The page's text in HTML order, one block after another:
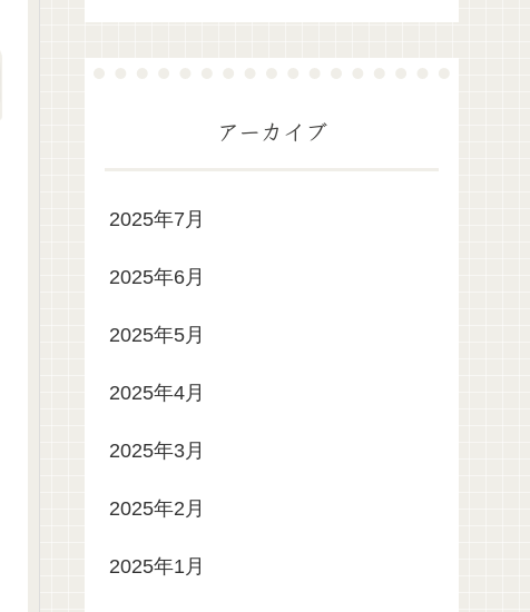
アーカイブ
2025年7月
2025年6月
2025年5月
2025年4月
2025年3月
2025年2月
2025年1月